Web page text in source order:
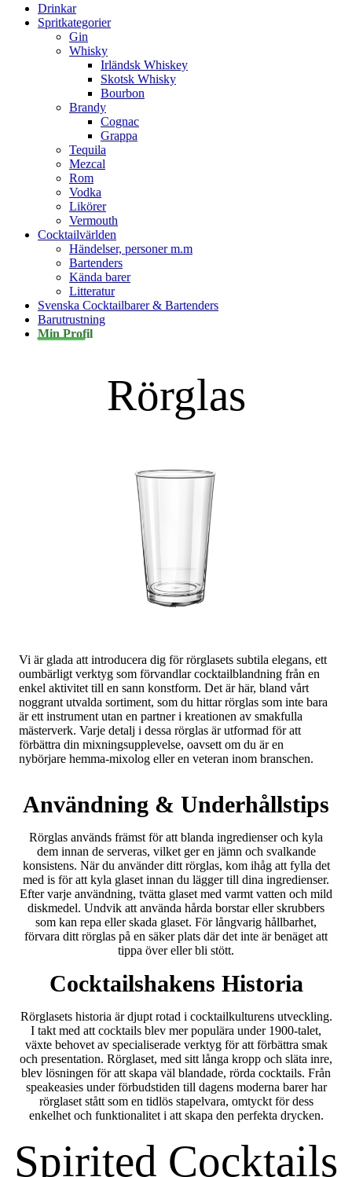
Drinkar
Spritkategorier
Gin
Whisky
Irländsk Whiskey
Skotsk Whisky
Bourbon
Brandy
Cognac
Grappa
Tequila
Mezcal
Rom
Vodka
Likörer
Vermouth
Cocktailvärlden
Händelser, personer m.m
Bartenders
Kända barer
Litteratur
Svenska Cocktailbarer & Bartenders
Barutrustning
Min Profil
Rörglas
Vi är glada att introducera dig för rörglasets subtila elegans, ett
oumbärligt verktyg som förvandlar cocktailblandning från en
enkel aktivitet till en sann konstform. Det är här, bland vårt
noggrant utvalda sortiment, som du hittar rörglas som inte bara
är ett instrument utan en partner i kreationen av smakfulla
mästerverk. Varje detalj i dessa rörglas är utformad för att
förbättra din mixningsupplevelse, oavsett om du är en
nybörjare hemma-mixolog eller en veteran inom branschen.
Användning & Underhållstips
Rörglas används främst för att blanda ingredienser och kyla
dem innan de serveras, vilket ger en jämn och svalkande
konsistens. När du använder ditt rörglas, kom ihåg att fylla det
med is för att kyla glaset innan du lägger till dina ingredienser.
Efter varje användning, tvätta glaset med varmt vatten och mild
diskmedel. Undvik att använda hårda borstar eller skrubbers
som kan repa eller skada glaset. För långvarig hållbarhet,
förvara ditt rörglas på en säker plats där det inte är benäget att
tippa över eller bli stött.
Cocktailshakens Historia
Rörglasets historia är djupt rotad i cocktailkulturens utveckling.
I takt med att cocktails blev mer populära under 1900-talet,
växte behovet av specialiserade verktyg för att förbättra smak
och presentation. Rörglaset, med sitt långa kropp och släta inre,
blev lösningen för att skapa väl blandade, rörda cocktails. Från
speakeasies under förbudstiden till dagens moderna barer har
rörglaset stått som en tidlös stapelvara, omtyckt för dess
enkelhet och funktionalitet i att skapa den perfekta drycken.
Spirited Cocktails